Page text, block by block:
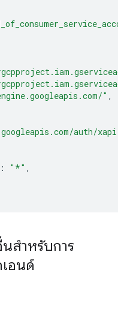
" ,
auth/
: "*" ,
สำหรับการ
เอนด์